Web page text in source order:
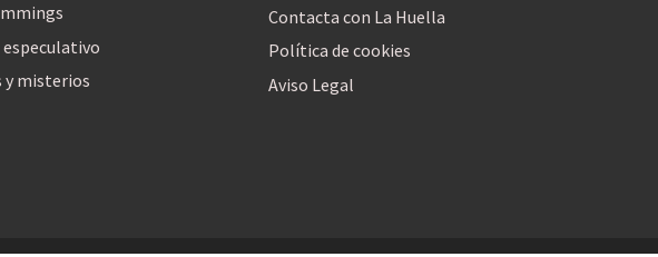
especulativo
y misterios
Contacta con La Huella
Política de cookies
Aviso Legal